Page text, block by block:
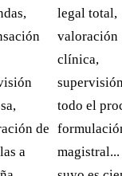
de
a
legal total,
valoración
clínica,
todo el
magistral...